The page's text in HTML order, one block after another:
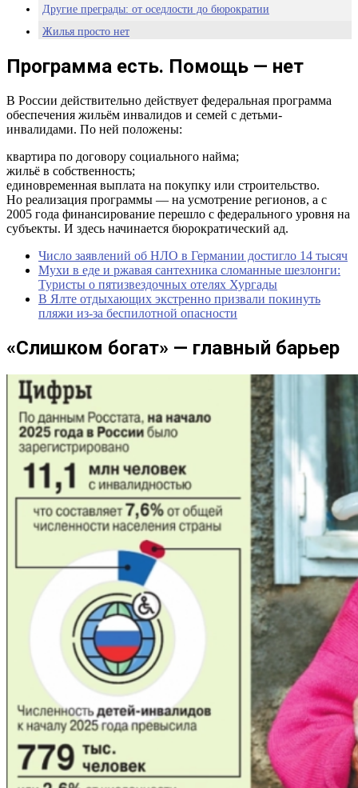
Другие преграды: от оседлости до бюрократии
Жилья просто нет
Справедливость зависит от формальности
Программа есть. Помощь — нет
В России действительно действует федеральная программа
обеспечения жильём инвалидов и семей с детьми-
инвалидами. По ней положены:
квартира по договору социального найма;
жильё в собственность;
единовременная выплата на покупку или строительство.
Но реализация программы — на усмотрение регионов, а с
2005 года финансирование перешло с федерального уровня на
субъекты. И здесь начинается бюрократический ад.
Число заявлений об НЛО в Германии достигло 14 тысяч
Мухи в еде и ржавая сантехника сломанные шезлонги:
Туристы о пятизвездочных отелях Хургады
В Ялте отдыхающих экстренно призвали покинуть
пляжи из-за беспилотной опасности
«Слишком богат» — главный барьер